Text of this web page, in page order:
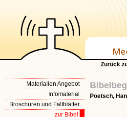
Zurück
Materialien Angebot
Infomaterial
Broschüren und Faltblätter
zur Bibel
Poetsch,